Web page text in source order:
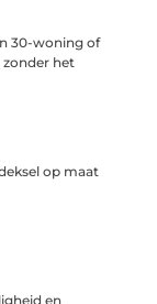
30-woning of
het
op maat
en